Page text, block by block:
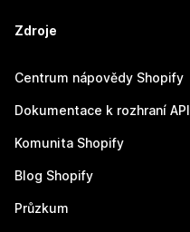
Zdroje
Centrum nápovědy Shopify
Dokumentace k rozhraní API
Komunita Shopify
Blog Shopify
Průzkum